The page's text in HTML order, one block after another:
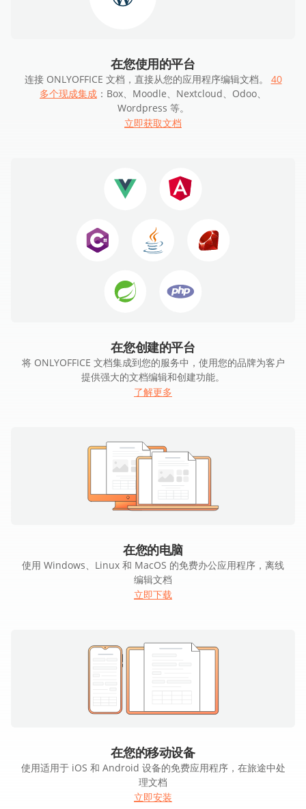
在您使用的平台
连接 ONLYOFFICE 文档，直接从您的应用程序编辑文档。 40
多个现成集成 ：Box、Moodle、Nextcloud、Odoo、
Wordpress 等。
立即获取文档
在您创建的平台
将 ONLYOFFICE 文档集成到您的服务中，使用您的品牌为客户
提供强大的文档编辑和创建功能。
了解更多
在您的电脑
使用 Windows、Linux 和 MacOS 的免费办公应用程序，离线
编辑文档
立即下载
在您的移动设备
使用适用于 iOS 和 Android 设备的免费应用程序，在旅途中处
理文档
立即安装